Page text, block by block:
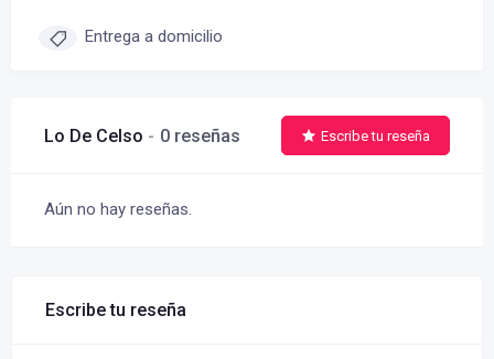
Entrega a domicilio
Lo De Celso 0 reseñas Escribe tu reseña
Aún no hay reseñas.
Escribe tu reseña